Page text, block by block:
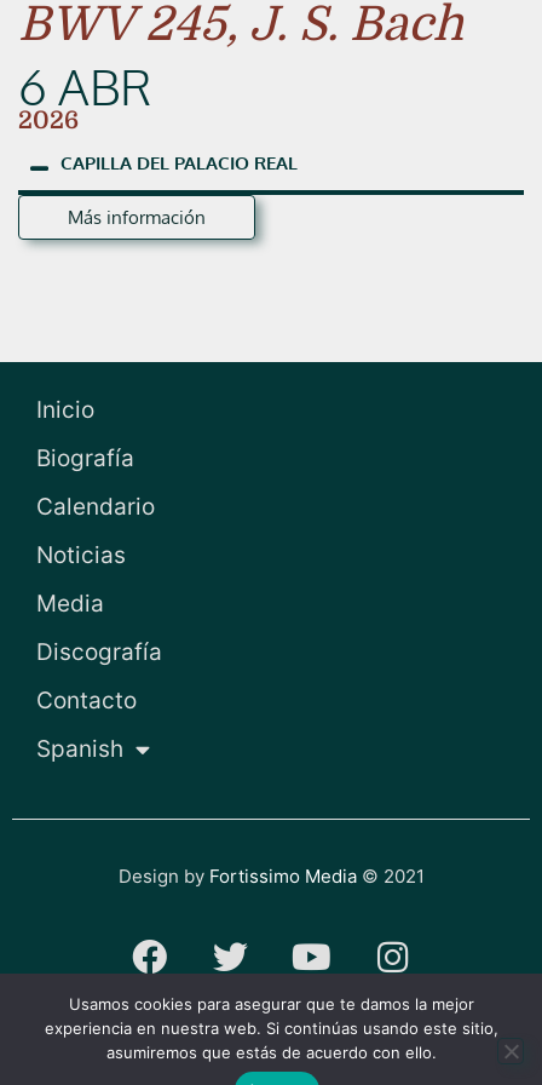
BWV 245, J. S. Bach
6 ABR
2026
CAPILLA DEL PALACIO REAL
Más información
Inicio
Biografía
Calendario
Noticias
Media
Discografía
Contacto
Spanish
Design by Fortissimo Media© 2021
F
a
c
e
T
w
i
t
Y
o
u
t
I
n
s
t
Política de privacidad y cookies
Usamos cookies para asegurar que te damos la mejor
experiencia en nuestra web. Si continúas usando este sitio,
asumiremos que estás de acuerdo con ello.